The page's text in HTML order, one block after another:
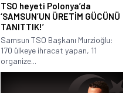
TSO heyeti Polonya’da
‘SAMSUN’UN ÜRETİM GÜCÜNÜ
TANITTIK!’
Samsun TSO Başkanı Murzioğlu:
170 ülkeye ihracat yapan, 11
organize...